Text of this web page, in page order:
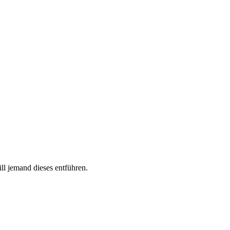
jemand dieses entführen.